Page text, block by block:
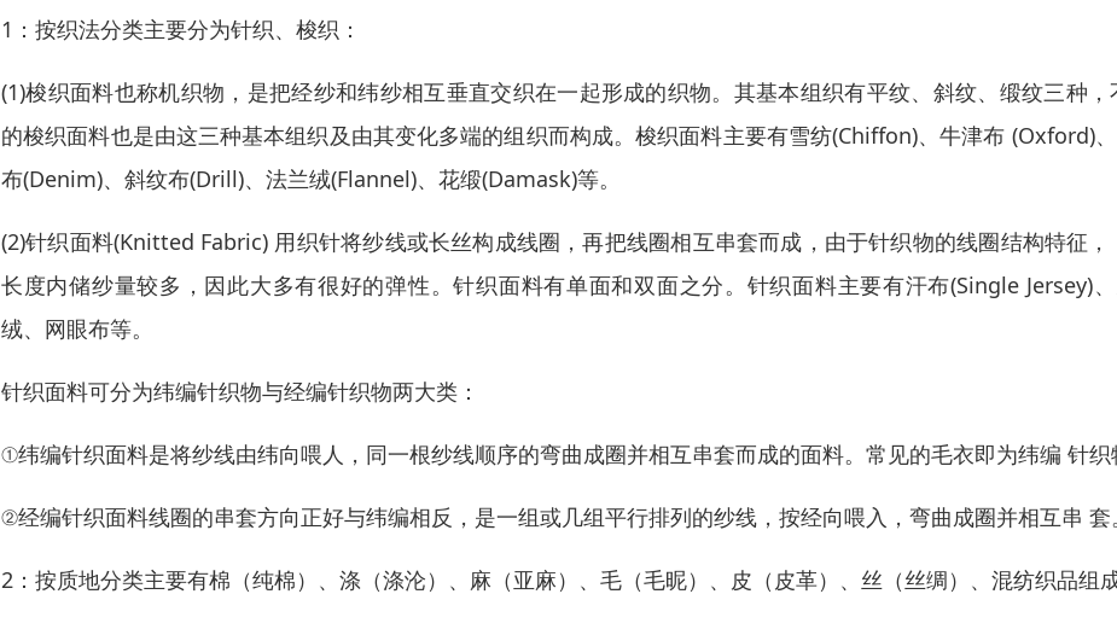
1：按织法分类主要分为针织、梭织：
(1)梭织面料也称机织物，是把经纱和纬纱相互垂直交织在一起形成的织物。其基本组织有平纹、斜纹、缎纹三种，
的梭织面料也是由这三种基本组织及由其变化多端的组织而构成。梭织面料主要有雪纺(Chiffon)、牛津布 (Oxford)
布(Denim)、斜纹布(Drill)、法兰绒(Flannel)、花缎(Damask)等。
(2)针织面料(Knitted Fabric) 用织针将纱线或长丝构成线圈，再把线圈相互串套而成，由于针织物的线圈结构特征，
长度内储纱量较多，因此大多有很好的弹性。针织面料有单面和双面之分。针织面料主要有汗布(Single Jersey)
绒、网眼布等。
针织面料可分为纬编针织物与经编针织物两大类：
①纬编针织面料是将纱线由纬向喂人，同一根纱线顺序的弯曲成圈并相互串套而成的面料。常见的毛衣即为纬编 针织
②经编针织面料线圈的串套方向正好与纬编相反，是一组或几组平行排列的纱线，按经向喂入，弯曲成圈并相互串 套
2：按质地分类主要有棉（纯棉）、涤（涤沦）、麻（亚麻）、毛（毛昵）、皮（皮革）、丝（丝绸）、混纺织品组